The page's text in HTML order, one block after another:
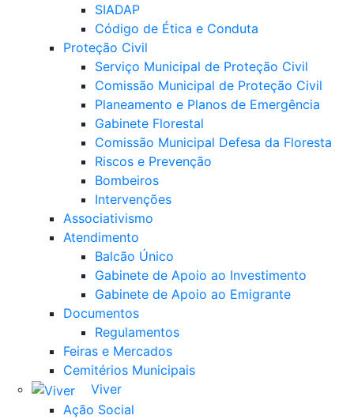
SIADAP
Código de Ética e Conduta
Proteção Civil
Serviço Municipal de Proteção Civil
Comissão Municipal de Proteção Civil
Planeamento e Planos de Emergência
Gabinete Florestal
Comissão Municipal Defesa da Floresta
Riscos e Prevenção
Bombeiros
Intervenções
Associativismo
Atendimento
Balcão Único
Gabinete de Apoio ao Investimento
Gabinete de Apoio ao Emigrante
Documentos
Regulamentos
Feiras e Mercados
Cemitérios Municipais
Viver
Ação Social